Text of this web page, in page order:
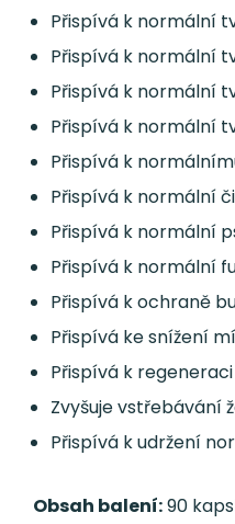
Přispívá k normální
Přispívá k normální
Přispívá k normální
Přispívá k normální
Přispívá k
Přispívá k normální
Přispívá k normální
Přispívá k normální
Přispívá k ochraně
Přispívá ke snížení
Přispívá k
Zvyšuje vstřebávání
Přispívá k udržení
Obsah balení:90